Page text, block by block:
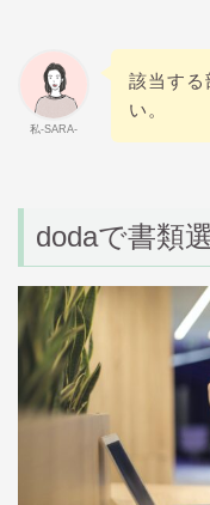
私-SARA-
該当する
い。
dodaで書類